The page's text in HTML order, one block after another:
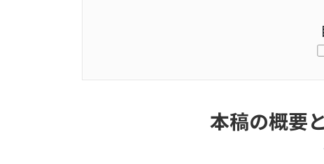
2. 主要活用領域と具体的な成果
本稿の概要